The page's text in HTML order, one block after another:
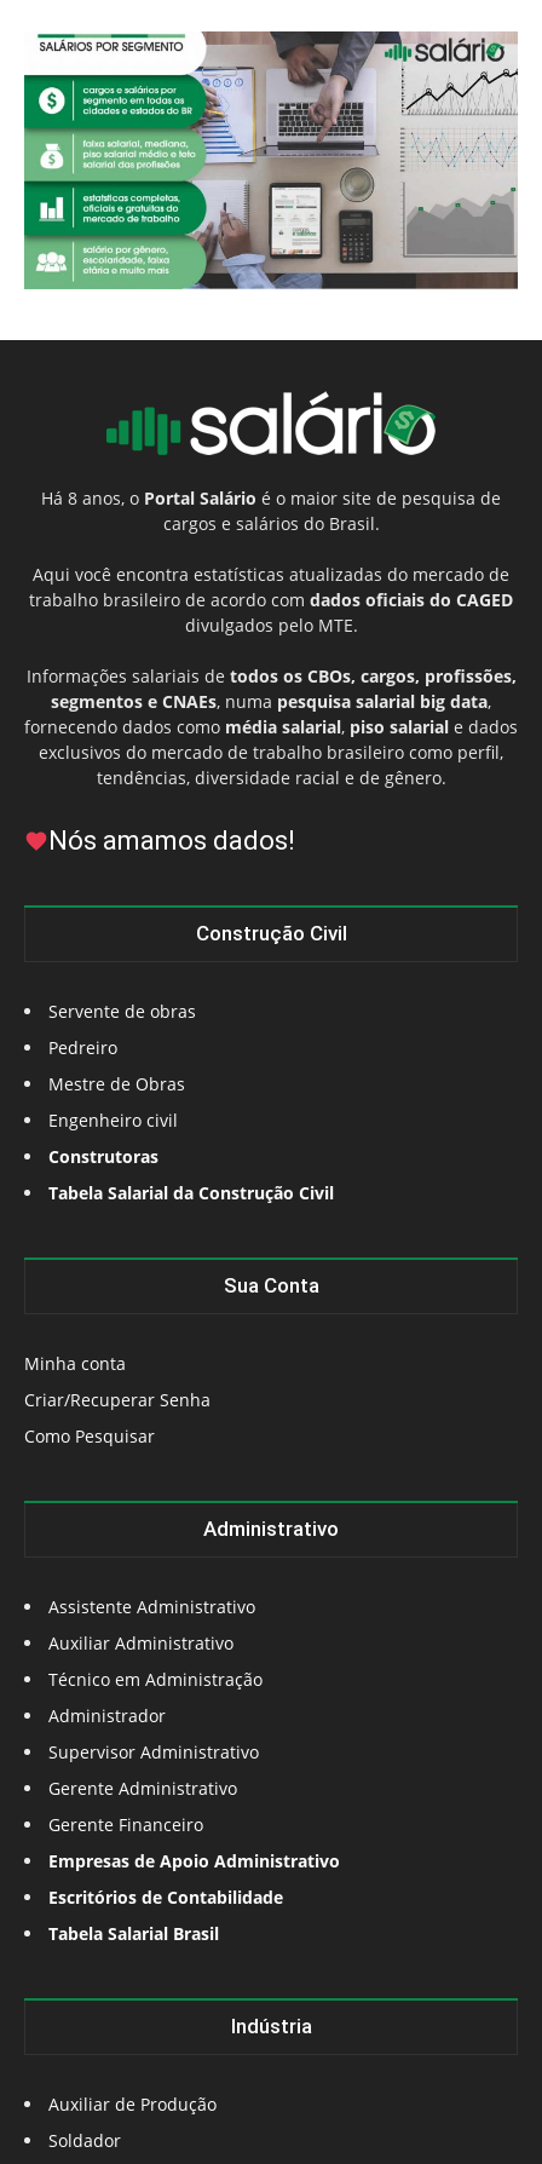
Há 8 anos, o Portal Salário é o maior site de pesquisa de
cargos e salários do Brasil.
Aqui você encontra estatísticas atualizadas do mercado de
trabalho brasileiro de acordo com dados oficiais do CAGED
divulgados pelo MTE.
Informações salariais de todos os CBOs, cargos, profissões,
segmentos e CNAEs, numa pesquisa salarial big data,
fornecendo dados como média salarial, piso salarial e dados
exclusivos do mercado de trabalho brasileiro como perfil,
tendências, diversidade racial e de gênero.
Nós amamos dados!
Construção Civil
Servente de obras
Pedreiro
Mestre de Obras
Engenheiro civil
Construtoras
Tabela Salarial da Construção Civil
Sua Conta
Minha conta
Criar/Recuperar Senha
Como Pesquisar
Administrativo
Assistente Administrativo
Auxiliar Administrativo
Técnico em Administração
Administrador
Supervisor Administrativo
Gerente Administrativo
Gerente Financeiro
Empresas de Apoio Administrativo
Escritórios de Contabilidade
Tabela Salarial Brasil
Indústria
Auxiliar de Produção
Soldador